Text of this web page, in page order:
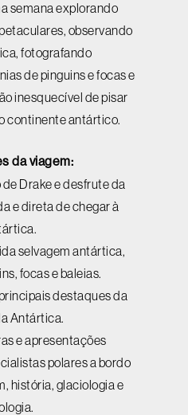
semana explorando
observando
fotografando
de pinguins e focas e
inesquecível de pisar
continente antártico.
da viagem:
Drake e desfrute da
e direta de chegar à
selvagem antártica,
focas e baleias.
destaques da
Antártica.
e apresentações
polares a bordo
história, glaciologia e